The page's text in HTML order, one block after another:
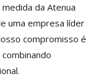
da Atenua
uma empresa líder
compromisso é